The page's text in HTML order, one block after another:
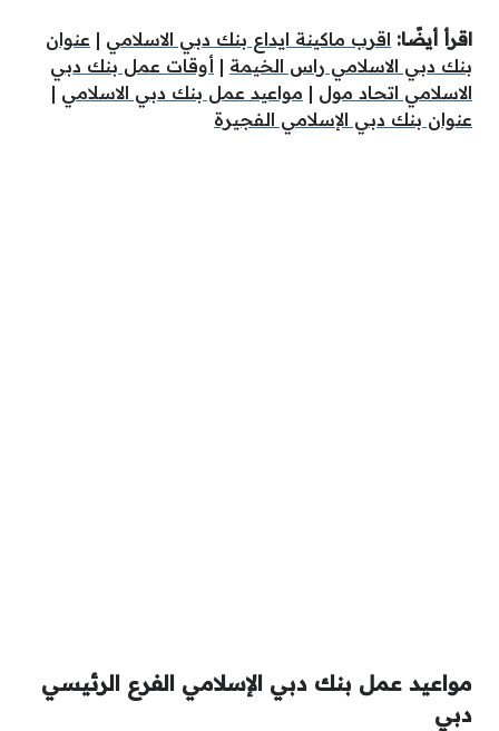
اقرأ أيضًا: اقرب ماكينة ايداع بنك دبي الاسلامي | عنوان
بنك دبي الاسلامي راس الخيمة | أوقات عمل بنك دبي
الاسلامي اتحاد مول | مواعيد عمل بنك دبي الاسلامي |
عنوان بنك دبي الإسلامي الفجيرة
مواعيد عمل بنك دبي الإسلامي الفرع الرئيسي
دبي